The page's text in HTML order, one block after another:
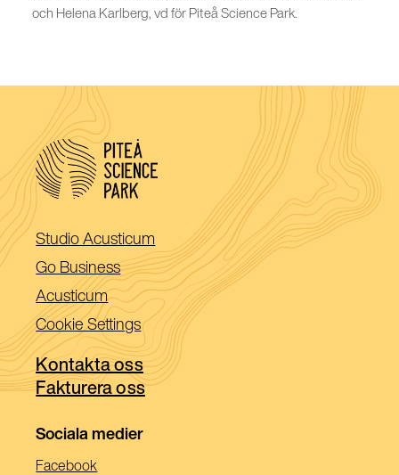
och Helena Karlberg, vd för Piteå Science Park.
Studio Acusticum (Öppnas
i
ett
nytt
fönster)
Go Business(Öppnas
i
ett
nytt
fönster)
Acusticum(Öppnas
i
ett
nytt
fönster)
Cookie Settings
Kontakta oss
Fakturera oss
Sociala medier
Facebook(Öppnas